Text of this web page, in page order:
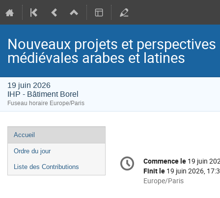
Nouveaux projets et
médiévales arabes et latines
19 juin 2026
IHP - Bâtiment Borel
Fuseau horaire Europe/Paris
Menu
de
l'événement
Accueil
Ordre du jour
Liste des Contributions
Information
de
Date/Heure
Commence le 19 juin
Finit le 19 juin 2026,
Toutes
Europe/Paris